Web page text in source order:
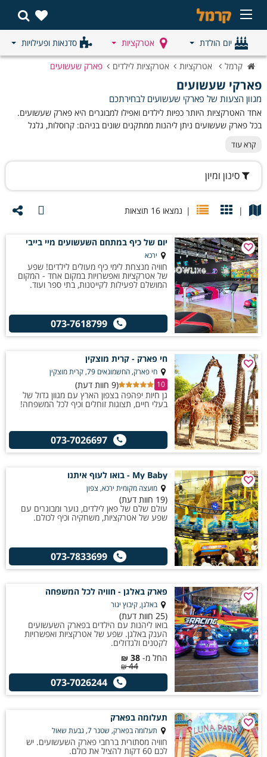
יום הולדת אטרקציות סדנאות ופעילויות
קרמל אטרקציות אטרקציות לילדים פארק שעשועים
פארקי שעשועים
מגוון הצעות של פארקי שעשועים לבחירתכם
אחד האטרקציות היותר כפיות לילדים ואפילו למבוגרים היא פארק שעשועים.
בכל פארק שעשועים ניתן ליהנות ממתקנים שונים בניהם: קרוסלות, גלגל
מבחרפארקים
בצפון במרכז ובדרום ולבחור את הפארק שמתאים עבורכם לפי המידע המפורט
פה באתר.
קרא עוד
|
| נמצאו 16 תוצאות
סינון ומיון
יום של כיף במתחם השעשועים מיי בייבי
ירכא
חוויה מנצחת לימי כיף מעולים לילדים! שפע
של אטרקציות ואפשרויות במקום אחד - המקום
המושלם לפעילות לקייטנות, בתי ספר ועוד.
073-7618799
חי פארק - קרית מוצקין
חי פארק, החשמונאים 79, קרית מוצקין
10
(9 חוות דעת)
גן חיות יפהפה בצפון הארץ עם מגוון גדול של
בעלי חיים, תצוגות זוחלים וכיף לכל המשפחה!
073-7026697
My Baby - בואו לעוף איתנו
מועצה מקומית ירכא, צפון
(19 חוות דעת)
עולם שלם של פאן לילדים, נוער ומבוגרים עם
שפע של אטרקציות, משחקיה וכיף לכולם.
073-7833699
פארק באלגן - חוויה לכל המשפחה
באלגן, קיבוץ יגור
(25 חוות דעת)
בואו ליהנות עם הילדים בפארק השעשועים
הענק באלגן. שפע של אטרקציות ואפשרויות
לקטנים ולגדולים.
החל מ- 38
₪
44
₪
073-7026244
תעלומה בפארק
תעלומה בפארק, שטנר 7, גבעת שאול
חוויה מסתורית ברחבי פארק השעשועים. יש
לכם 60 דקות להציל את כולם.